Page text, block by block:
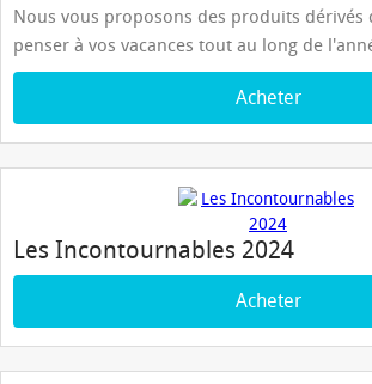
Nous vous proposons des produits dérivés
penser à vos vacances tout au long de
Acheter
Les Incontournables 2024
Acheter